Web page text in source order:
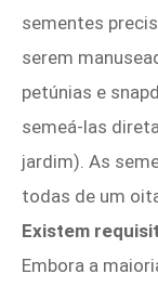
sementes
serem
petúnias e
semeá-las
jardim). As
todas de um
Existem
Embora a